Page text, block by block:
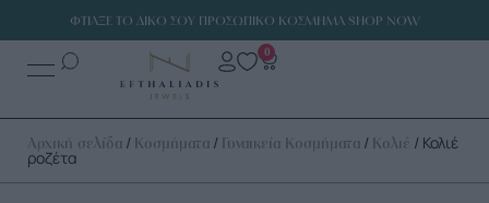
ΦΤΙΑΞΕ ΤΟ ΔΙΚΟ ΣΟΥ ΠΡΟΣΩΠΙΚΟ ΚΟΣΜΗΜΑ SHOP NOW
0
Αρχική σελίδα / Κοσμήματα / Γυναικεία Κοσμήματα / Κολιέ / Κολιέ
ροζέτα